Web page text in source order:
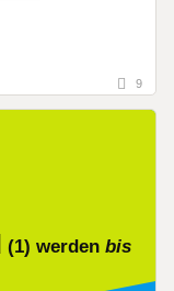
9
(1) werden bis